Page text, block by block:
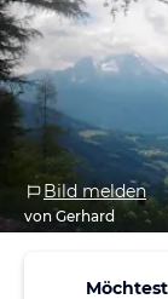
Bild melden
von Gerhard